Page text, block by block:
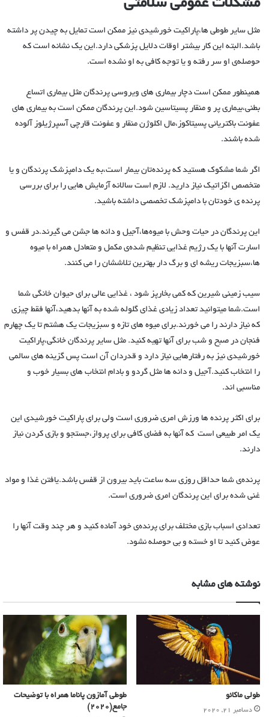
مشکلات عمومی سلامتی
مثل سایر طوطی ها،پاراکیت خورشیدی نیز ممکن است تمایل به چیدن پر داشته
باشد.البته این کار بیشتر اوقات دلایل پزشکی دارد.این یک نشانه است که
حوصله‌ی او سر رفته و یا توجه کافی به او نشده است.
همینطور ممکن است دچار بیماری های ویروسی پرندگان مثل بیماری اتساع
بطنی،بیماری پر و منقار پسیتاسین شود.این پرندگان ممکن است به بیماری های
عفونت باکتریائی پسیتاکوز،مال اکلوژن منقار و عفونت قارچی آسپرژیلوز آلوده
شده باشند.
اگر شما مشکوک هستید که پرنده‌تان بیمار است،به یک دامپزشک پرندگان و یا
متخصص اگزاتیک نیاز دارید. لازم است سالانه آزمایش هایی را برای بررسی
پرنده ی خودتان با دامپزشک تخصصی داشته باشید.
این پرندگان در حیات وحش با میوه‌ها،آجیل و دانه ها جشن می گیرند.در قفس و
اسارت آنها با یک رژیم غذایی تنظیم شده‌ی مکمل و متعادل همراه با میوه
ها،سبزیجات ریشه ای و برگ دار بهترین تلاششان را می کنند.
سیب زمینی شیرین که کمی بخارپز شود ، غذایی عالی برای حیوان خانگی شما
است.شما میتوانید تعداد زیادی غذای گلوله شده به آنها بدهید،آنها فقط چیزی
که نیاز دارند را می خورند.برای میوه های تازه و سبزیجات یک هشتم تا یک چهارم
فنجان در صبح و شب برای آنها تهیه کنید. مثل سایر پرندگان خانگی،پاراکیت
خورشیدی نیز به رفتارهایی نیاز دارد و قدردان آن است پس گزینه های سالمی
را انتخاب کنید.آجیل و دانه ها مثل گردو و بادام انتخاب های بسیار خوب و
مناسبی اند.
برای اکثر پرنده ها ورزش امری ضروری است ولی برای پاراکیت خورشیدی این
یک امر طبیعی است که آنها به فضای کافی برای پرواز،جستجو و بازی کردن نیاز
دارند.
پرنده‌ی شما حداقل روزی سه ساعت باید بیرون از قفس باشد.یافتن غذا و مواد
غنی شده برای این پرندگان امری ضروری است.
تعدادی اسباب بازی مختلف برای پرنده‌ی خود آماده کنید و هر چند وقت آنها را
عوض کنید تا او خسته و بی حوصله نشود‌.
نوشته های مشابه
طولی ماکائو
دسامبر 21, 2020
طوطی آمازون پاناما همراه با توضیحات
جامع(2020)